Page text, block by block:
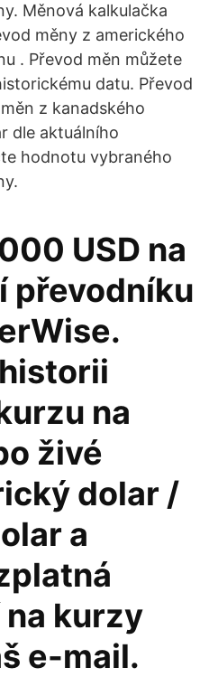
Měnová kalkulačka
měny z amerického
. Převod měn můžete
datu. Převod
z kanadského
dle aktuálního
hodnotu vybraného
USD na
převodníku
na
živé
dolar /
a
kurzy
e-mail.